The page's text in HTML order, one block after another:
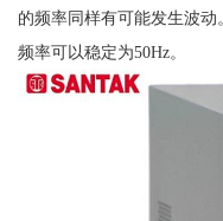
的频率同样有可能发生波动
频率可以稳定为50Hz。